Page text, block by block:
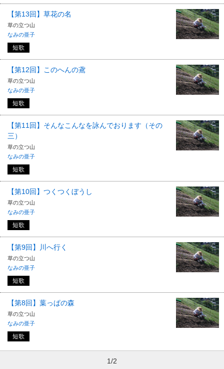
【第13回】草花の名
草の立つ山
なみの亜子
短歌
【第12回】このへんの鳶
草の立つ山
なみの亜子
短歌
【第11回】そんなこんなを詠んでおります（その
三）
草の立つ山
なみの亜子
短歌
【第10回】つくつくぼうし
草の立つ山
なみの亜子
短歌
【第9回】川へ行く
草の立つ山
なみの亜子
短歌
【第8回】葉っぱの森
草の立つ山
なみの亜子
短歌
1/2